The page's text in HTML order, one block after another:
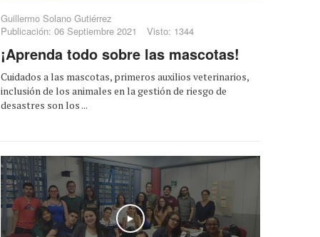
Guillermo Solano Gutiérrez
Publicación: 06 Septiembre 2021
Visto: 1344
¡Aprenda todo sobre las mascotas!
Cuidados a las mascotas, primeros auxilios veterinarios,
inclusión de los animales en la gestión de riesgo de
desastres son los ...
Play